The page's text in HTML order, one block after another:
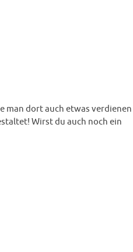
man dort auch etwas verdienen
Wirst du auch noch ein